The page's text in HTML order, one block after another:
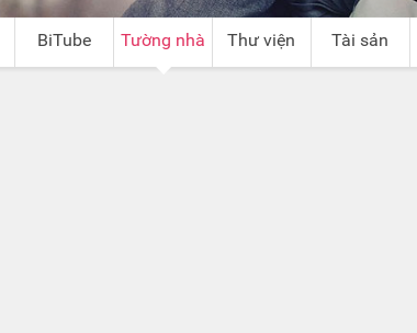
BiTube Tường nhà Thư viện Tài sản